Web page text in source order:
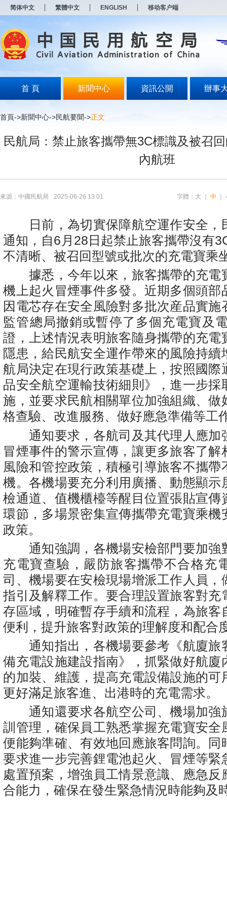
简体中文 繁體中文 ENGLISH 移动客户端
首 頁 新聞中心 資訊公開 辦事
首頁->新聞中心->民航要聞->正文
民航局：禁止旅客攜帶無3C標識及被召
內航班
來源：中國民航局 2025-06-26 13:01 字體： 大 中
日前，為切實保障航空運作安全，
通知，自6月28日起禁止旅客攜帶沒有
不清晰、被召回型號或批次的充電寶乘
據悉，今年以來，旅客攜帶的充電
機上起火冒煙事件多發。近期多個頭部
因電芯存在安全風險對多批次産品實施
監管總局撤銷或暫停了多個充電寶及
證，上述情況表明旅客隨身攜帶的充電
隱患，給民航安全運作帶來的風險持續
航局決定在現行政策基礎上，按照國際
品安全航空運輸技術細則》，進一步採
施，並要求民航相關單位加強組織、做
格查驗、改進服務、做好應急準備等工
通知要求，各航司及其代理人應加
冒煙事件的警示宣傳，讓更多旅客了解
風險和管控政策，積極引導旅客不攜帶
機。各機場要充分利用廣播、動態顯示
檢通道、值機櫃檯等醒目位置張貼宣傳
環節，多場景密集宣傳攜帶充電寶乘機
政策。
通知強調，各機場安檢部門要加強
充電寶查驗，嚴防旅客攜帶不合格充
司、機場要在安檢現場增派工作人員，
指引及解釋工作。要合理設置旅客對充
存區域，明確暫存手續和流程，為旅客
便利，提升旅客對政策的理解度和配合
通知指出，各機場要參考《航廈旅
備充電設施建設指南》，抓緊做好航廈
的加裝、維護，提高充電設備設施的可
更好滿足旅客進、出港時的充電需求。
通知還要求各航空公司、機場加強
訓管理，確保員工熟悉掌握充電寶安全
便能夠準確、有效地回應旅客問詢。同
要求進一步完善鋰電池起火、冒煙等緊
處置預案，增強員工情景意識、應急反
合能力，確保在發生緊急情況時能夠及
打
开
无
障
说
按
Alt
波
浪
盲